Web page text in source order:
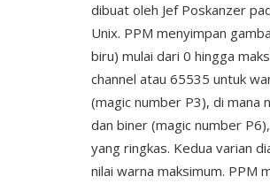
dibuat oleh Jef Poskanzer
Unix. PPM menyimpan
biru) mulai dari 0 hingga
channel atau 65535 untuk
(magic number P3), di mana
dan biner (magic number
yang ringkas. Kedua varian
nilai warna maksimum. PPM